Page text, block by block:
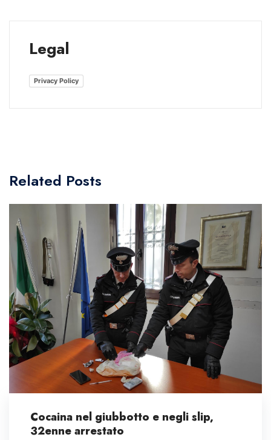
Legal
Privacy Policy
Related Posts
Cocaina nel giubbotto e negli slip,
32enne arrestato